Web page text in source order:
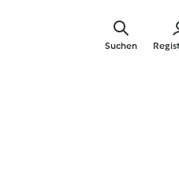
Suchen